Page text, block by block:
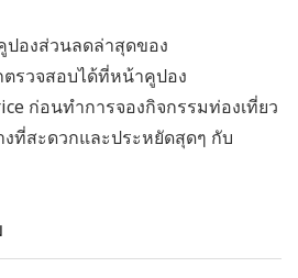
องส่วนลดล่าสุดของ
ตรวจสอบได้ที่หน้าคูปอง
ก่อนทำการจองกิจกรรมท่องเที่ยว
งที่สะดวกและประหยัดสุดๆ กับ